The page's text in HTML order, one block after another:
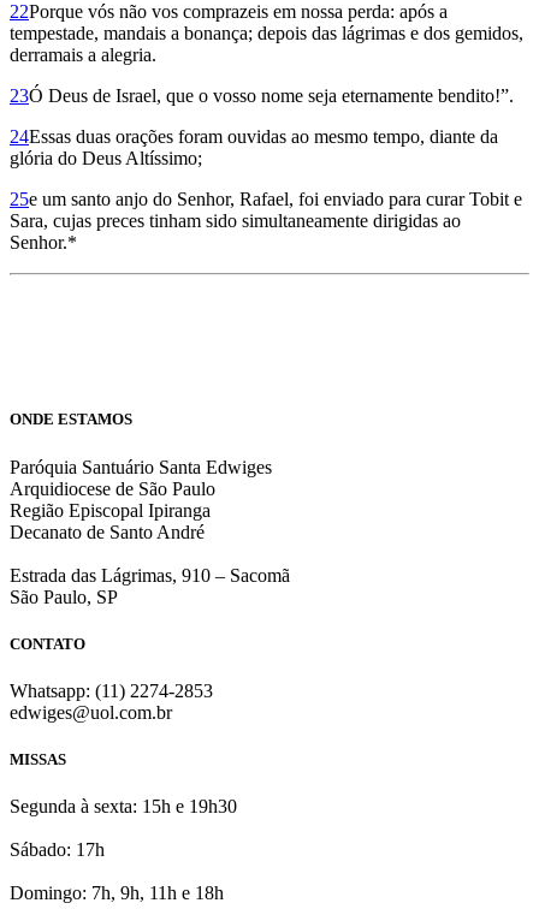
22Porque vós não vos comprazeis em nossa perda: após a
tempestade, mandais a bonança; depois das lágrimas e dos gemidos,
derramais a alegria.
23Ó Deus de Israel, que o vosso nome seja eternamente bendito!”.
24Essas duas orações foram ouvidas ao mesmo tempo, diante da
glória do Deus Altíssimo;
25e um santo anjo do Senhor, Rafael, foi enviado para curar Tobit e
Sara, cujas preces tinham sido simultaneamente dirigidas ao
Senhor.*
ONDE ESTAMOS
Paróquia Santuário Santa Edwiges
Arquidiocese de São Paulo
Região Episcopal Ipiranga
Decanato de Santo André
Estrada das Lágrimas, 910 – Sacomã
São Paulo, SP
CONTATO
Whatsapp: (11) 2274-2853
edwiges@uol.com.br
MISSAS
Segunda à sexta: 15h e 19h30
Sábado: 17h
Domingo: 7h, 9h, 11h e 18h